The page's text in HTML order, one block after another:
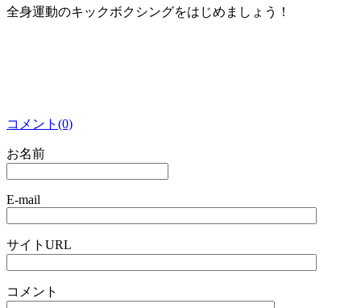
全身運動のキックボクシングをはじめましょう！
コメント(0)
お名前
E-mail
サイトURL
コメント